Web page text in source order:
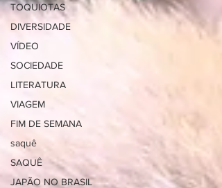
TOQUIOTAS
DIVERSIDADE
VÍDEO
SOCIEDADE
LITERATURA
VIAGEM
FIM DE SEMANA
saquê
SAQUÊ
JAPÃO NO BRASIL